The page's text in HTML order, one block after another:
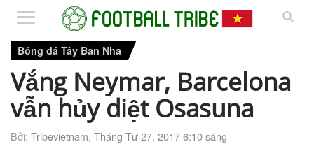
Bóng đá Tây Ban Nha
Vắng Neymar, Barcelona
vẫn hủy diệt Osasuna
Bởi: Tribevietnam, Tháng Tư 27, 2017 6:10 sáng